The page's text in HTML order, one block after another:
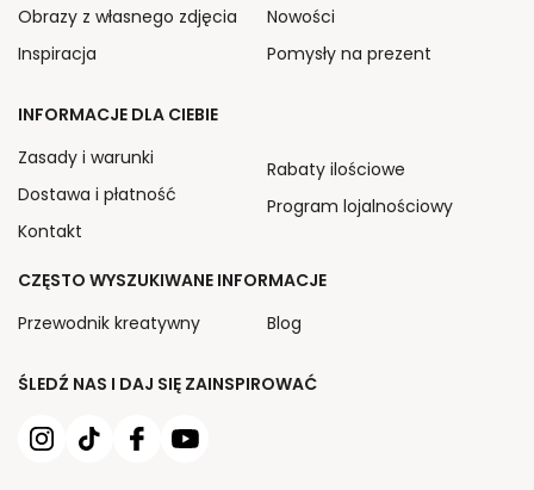
ŚLEDŹ NAS I DAJ SIĘ ZAINSPIROWAĆ
Obrazy z własnego zdjęcia
Inspiracja
Nowości
Pomysły na prezent
INFORMACJE DLA CIEBIE
Zasady i warunki
Dostawa i płatność
Kontakt
Rabaty ilościowe
Program lojalnościowy
CZĘSTO WYSZUKIWANE INFORMACJE
Przewodnik kreatywny
Blog